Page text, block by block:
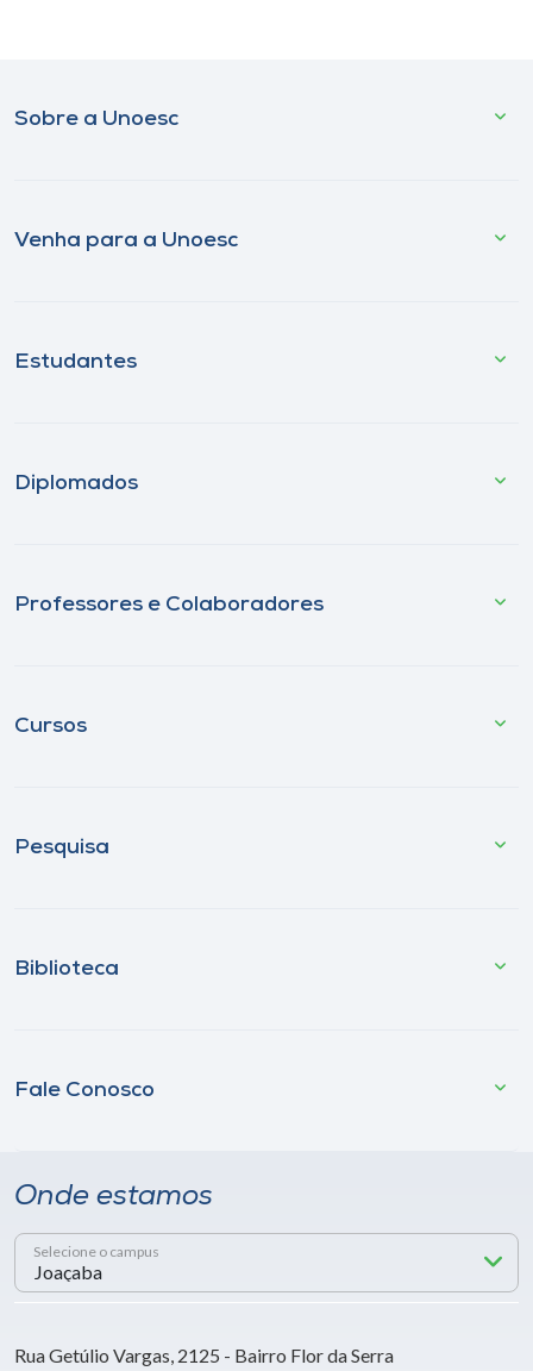
Sobre a Unoesc
Venha para a Unoesc
Estudantes
Diplomados
Professores e Colaboradores
Cursos
Pesquisa
Biblioteca
Fale Conosco
Onde estamos
Selecione o campus
Rua Getúlio Vargas, 2125 - Bairro Flor da Serra